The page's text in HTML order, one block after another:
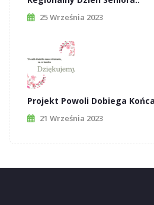
25 Września 2023
Projekt Powoli Dobiega
21 Września 2023